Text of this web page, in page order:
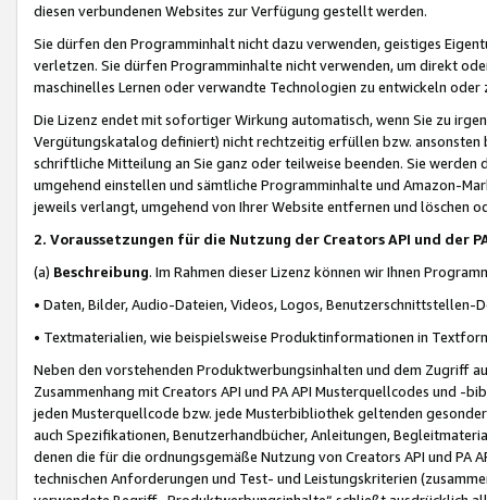
diesen verbundenen Websites zur Verfügung gestellt werden.
Sie dürfen den Programminhalt nicht dazu verwenden, geistiges
verletzen. Sie dürfen Programminhalte nicht verwenden, um direkt
maschinelles Lernen oder verwandte Technologien zu entwickeln
Die Lizenz endet mit sofortiger Wirkung automatisch, wenn Sie zu
Vergütungskatalog definiert) nicht rechtzeitig erfüllen bzw. ansonsten
schriftliche Mitteilung an Sie ganz oder teilweise beenden. Sie werden
umgehend einstellen und sämtliche Programminhalte und Amazon-
jeweils verlangt, umgehend von Ihrer Website entfernen und löschen
2. Voraussetzungen für die Nutzung der Creators API und der
(a) Beschreibung. Im Rahmen dieser Lizenz können wir Ihnen
• Daten, Bilder, Audio-Dateien, Videos, Logos, Benutzerschnittstellen-
• Textmaterialien, wie beispielsweise Produktinformationen in
Neben den vorstehenden Produktwerbungsinhalten und dem Zugriff
Zusammenhang mit Creators API und PA API Musterquellcodes und
jeden Musterquellcode bzw. jede Musterbibliothek geltenden
auch Spezifikationen, Benutzerhandbücher, Anleitungen,
denen die für die ordnungsgemäße Nutzung von Creators API und PA
technischen Anforderungen und Test- und Leistungskriterien